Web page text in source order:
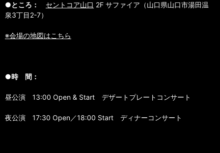
●ところ： セントコア山口 2F サファイア（山口県山口市湯田温
泉3丁目2-7）
※会場の地図はこちら
●時 間：
昼公演 13:00 Open & Start デザートプレートコンサート
夜公演 17:30 Open／18:00 Start ディナーコンサート